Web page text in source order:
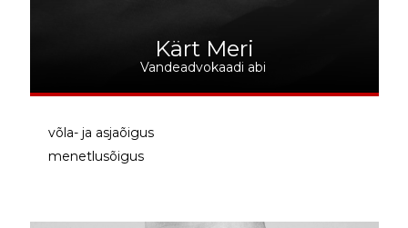
Kärt Meri
Vandeadvokaadi abi
võla- ja asjaõigus
menetlusõigus